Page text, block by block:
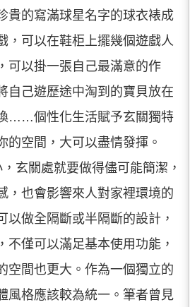
貴的寫滿球星名字的球衣裱成
，可以在鞋柜上擺幾個遊戲人
可以掛一張自己最滿意的作
自己遊歷途中淘到的寶貝放在
……個性化生活賦予玄關獨特
的空間，大可以盡情發揮。
玄關處就要做得儘可能簡潔，
，也會影響來人對家裡環境的
以做全隔斷或半隔斷的設計，
不僅可以滿足基本使用功能，
空間也更大。作為一個獨立的
風格應該較為統一。筆者曾見